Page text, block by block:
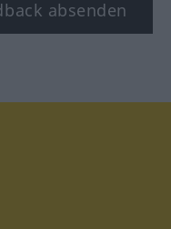
absenden